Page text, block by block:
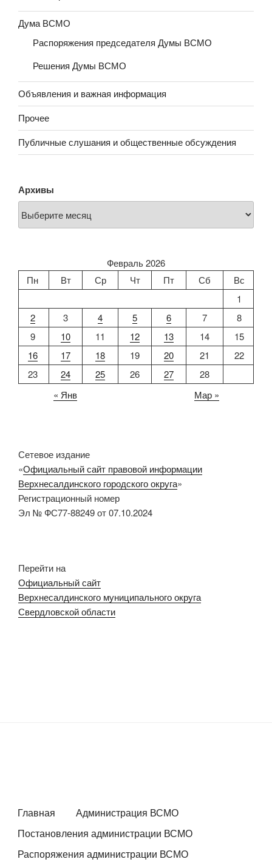
Дума ВСМО
Распоряжения председателя Думы ВСМО
Решения Думы ВСМО
Объявления и важная информация
Прочее
Публичные слушания и общественные обсуждения
Архивы
Февраль 2026
Пн
Вт Ср Чт Пт Сб
Вс
1
2
3 4 5 6 7
8
9
10 11 12 13 14
15
16
17 18 19 20 21
22
23
24 25 26 27
28
« Янв
Мар »
Сетевое издание
«Официальный сайт правовой информации
Верхнесалдинского городского округа»
Регистрационный номер
Эл № ФС77-88249 от 07.10.2024
Перейти на
Официальный сайт
Верхнесалдинского муниципального округа
Свердловской области
Главная
Администрация ВСМО
Постановления администрации ВСМО
Распоряжения администрации ВСМО